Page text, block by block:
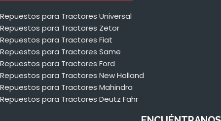
Repuestos para Tractores Universal
Repuestos para Tractores Zetor
Repuestos para Tractores Fiat
Repuestos para Tractores Same
Repuestos para Tractores Ford
Repuestos para Tractores New Holland
Repuestos para Tractores Mahindra
Repuestos para Tractores Deutz Fahr